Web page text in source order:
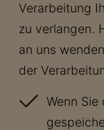
Verarbeitung
zu verlangen.
an uns
der
Wenn